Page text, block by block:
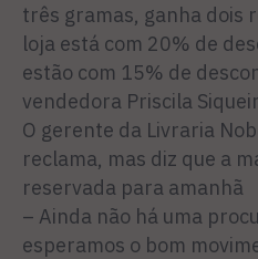
três gramas, ganha dois
loja está com 20% de
estão com 15% de
vendedora Priscila
O gerente da Livraria
reclama, mas diz que a
reservada para amanhã
– Ainda não há uma
esperamos o bom